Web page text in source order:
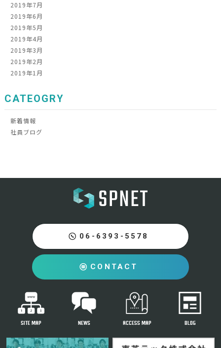
2019年7月
2019年6月
2019年5月
2019年4月
2019年3月
2019年2月
2019年1月
CATEOGRY
新着情報
社員ブログ
06-6393-5578
CONTACT
SITE MAP NEWS ACCESS MAP BLOG